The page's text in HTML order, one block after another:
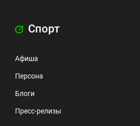
Спорт
Афиша
Персона
Блоги
Пресс-релизы